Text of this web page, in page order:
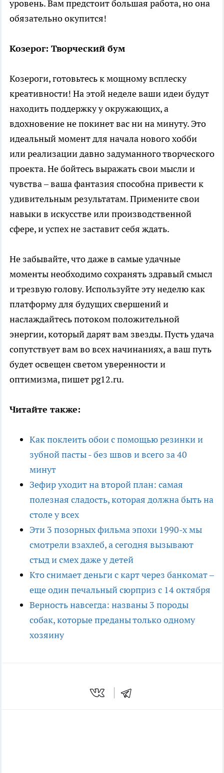
уровень. Вам предстоит большая работа, но она
обязательно окупится!
Козерог: Творческий бум
Козероги, готовьтесь к мощному всплеску
креативности! На этой неделе ваши идеи будут
находить поддержку у окружающих, а
вдохновение не покинет вас ни на минуту. Это
идеальный момент для начала нового хобби
или реализации давно задуманного творческого
проекта. Не бойтесь выражать свои мысли и
чувства – ваша фантазия способна привести к
удивительным результатам. Примените свои
навыки в искусстве или производственной
сфере, и успех не заставит себя ждать.
Не забывайте, что даже в самые удачные
моменты необходимо сохранять здравый смысл
и трезвую голову. Используйте эту неделю как
платформу для будущих свершений и
наслаждайтесь потоком положительной
энергии, который дарят вам звезды. Пусть удача
сопутствует вам во всех начинаниях, а ваш путь
будет освещен светом уверенности и
оптимизма, пишет pg12.ru.
Читайте также:
Как поклеить обои с помощью резинки и
зубной пасты - без швов и всего за 40
минут
Зефир уходит на второй план: самая
полезная сладость, которая должна быть на
столе у всех
Эти 3 позорных фильма эпохи 1990-х мы
смотрели взахлеб, а сегодня вызывают
стыд и смех даже у детей
Кто снимает деньги с карт через банкомат –
еще один печальный сюрприз с 14 октября
Верность навсегда: названы 3 породы
собак, которые преданы только одному
хозяину